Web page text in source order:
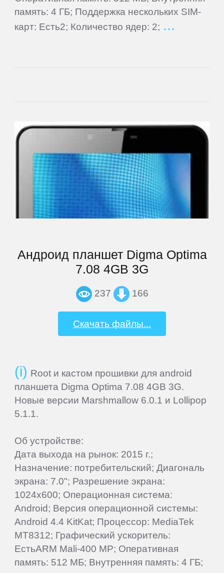
память: 4 ГБ; Поддержка нескольких SIM-
карт: Есть2; Количество ядер: 2;
Андроид планшет Digma Optima
7.08 4GB 3G
237 166
Скачать файлы...
Root и кастом прошивки для android
планшета Digma Optima 7.08 4GB 3G.
Новые версии Marshmallow 6.0.1 и Lollipop
5.1.1.
Об устройстве:
Дата выхода на рынок: 2015 г.;
Назначение: потребительский; Диагональ
экрана: 7.0"; Разрешение экрана:
1024x600; Операционная система:
Android; Версия операционной системы:
Android 4.4 KitKat; Процессор: MediaTek
MT8312; Графический ускоритель:
ЕстьARM Mali-400 MP; Оперативная
память: 512 МБ; Внутренняя память: 4 ГБ;
Cube
Daewoo
Digma
eSTAR
Exeq
EXPERTS
Explay
General
Satellite
GEOFOX
Gigaset
Ginzzu
Globex
Globus